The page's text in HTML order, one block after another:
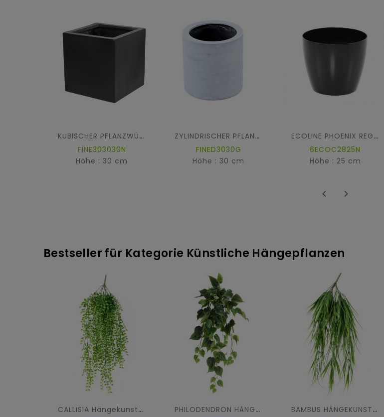
KUBISCHER PFLANZWÜRFEL FIBER
FINE303030N
Höhe : 30 cm
ZYLINDRISCHER PFLANZTOPF FIBER
FINED3030G
Höhe : 30 cm
ECOLINE PHOENIX REGULAR PFLANZGEFÄSS
6ECOC2825N
Höhe : 25 cm
 
Bestseller für Kategorie Künstliche Hängepflanzen
CALLISIA Hängekunstpflanze PHILODENDRON HÄNGEKUNSTPFLANZE BAMBUS HÄNGEKUNSTPFLANZE